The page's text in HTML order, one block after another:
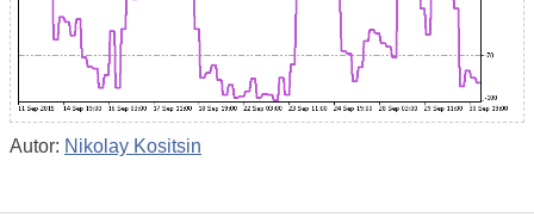
Autor: Nikolay Kositsin